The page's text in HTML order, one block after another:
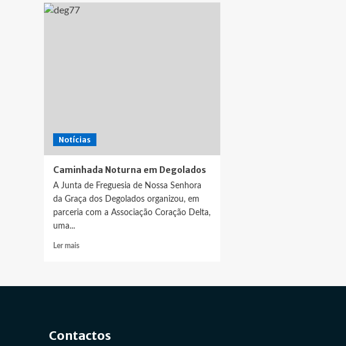
Notícias
Caminhada Noturna em Degolados
A Junta de Freguesia de Nossa Senhora
da Graça dos Degolados organizou, em
parceria com a Associação Coração Delta,
uma...
Ler maisLeia
Contactos